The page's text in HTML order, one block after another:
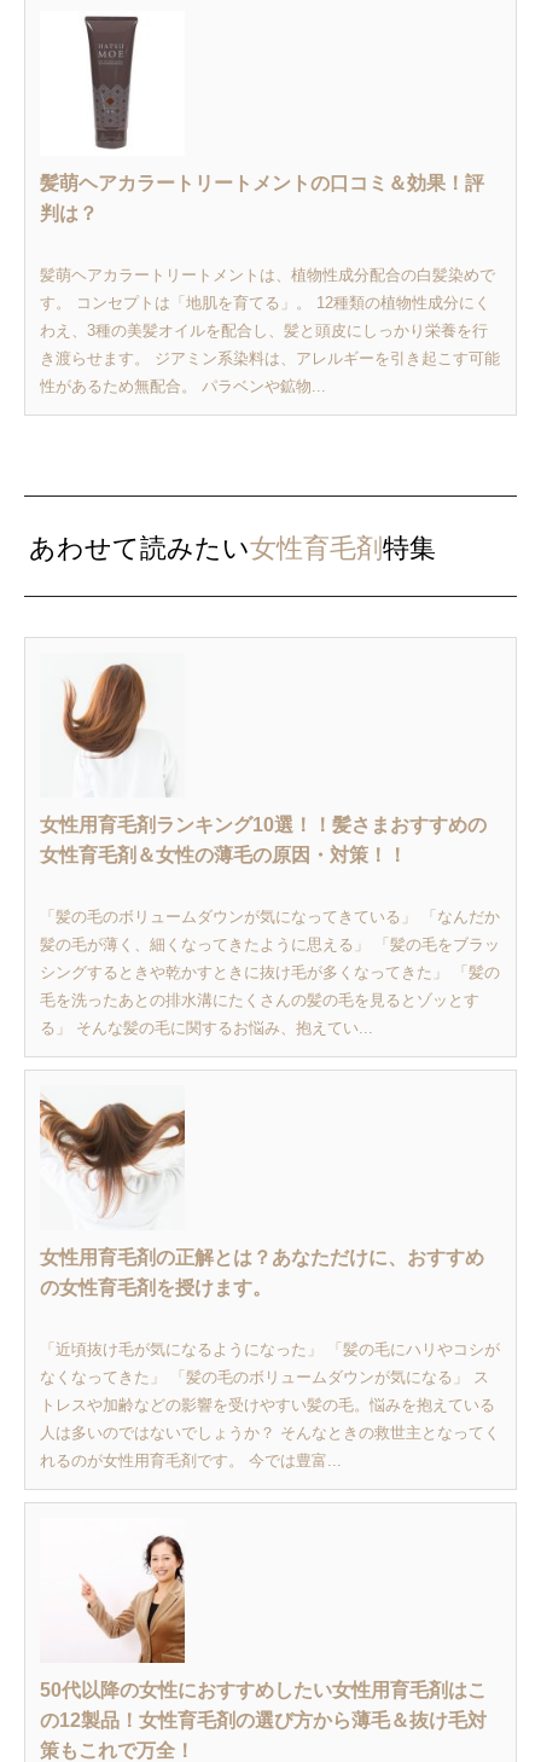
髪萌ヘアカラートリートメントの口コミ＆効果！評
判は？
髪萌ヘアカラートリートメントは、植物性成分配合の白髪染めで
す。 コンセプトは「地肌を育てる」。 12種類の植物性成分にく
わえ、3種の美髪オイルを配合し、髪と頭皮にしっかり栄養を行
き渡らせます。 ジアミン系染料は、アレルギーを引き起こす可能
性があるため無配合。 パラベンや鉱物...
あわせて読みたい女性育毛剤特集
女性用育毛剤ランキング10選！！髪さまおすすめの
女性育毛剤＆女性の薄毛の原因・対策！！
「髪の毛のボリュームダウンが気になってきている」 「なんだか
髪の毛が薄く、細くなってきたように思える」 「髪の毛をブラッ
シングするときや乾かすときに抜け毛が多くなってきた」 「髪の
毛を洗ったあとの排水溝にたくさんの髪の毛を見るとゾッとす
る」 そんな髪の毛に関するお悩み、抱えてい...
女性用育毛剤の正解とは？あなただけに、おすすめ
の女性育毛剤を授けます。
「近頃抜け毛が気になるようになった」 「髪の毛にハリやコシが
なくなってきた」 「髪の毛のボリュームダウンが気になる」 ス
トレスや加齢などの影響を受けやすい髪の毛。悩みを抱えている
人は多いのではないでしょうか？ そんなときの救世主となってく
れるのが女性用育毛剤です。 今では豊富...
50代以降の女性におすすめしたい女性用育毛剤はこ
の12製品！女性育毛剤の選び方から薄毛＆抜け毛対
策もこれで万全！